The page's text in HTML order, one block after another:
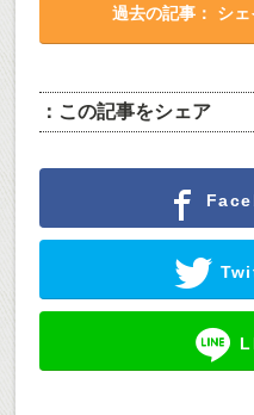
過去の記事： シ
：この記事をシェア